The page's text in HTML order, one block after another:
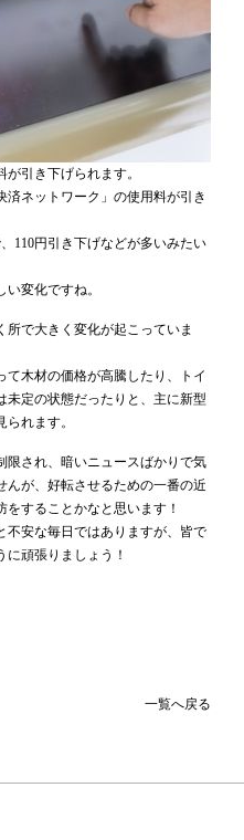
引き下げられます。
ネットワーク」の使用料が引き
110円引き下げなどが多いみたい
変化ですね。
で大きく変化が起こっていま
木材の価格が高騰したり、トイ
未定の状態だったりと、主に新型
れます。
限され、暗いニュースばかりで気
んが、好転させるための一番の近
することかなと思います！
安な毎日ではありますが、皆で
頑張りましょう！
一覧へ戻る